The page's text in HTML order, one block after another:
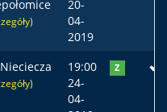
20-
04-
2019
19:00
24-
04-
Z